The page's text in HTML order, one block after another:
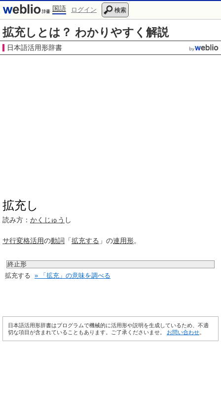
国語 ログイン 検索
拡充しとは？ わかりやすく解説
日本語活用形辞書
拡充し
読み方： かくじゅう し
サ行変格活用の動詞 「拡充する 」の連用形。
終止形
拡充する » 「拡充」の意味を調べる
日本語活用形辞書はプログラムで機械的に活用形や説明を生成しているため、不適
切な項目が含まれていることもあります。ご了承くださいませ。 お問い合わせ